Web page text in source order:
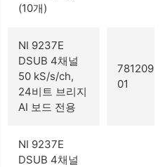
(10개)
NI 9237E
DSUB 4채널
50 kS/s/ch,
24비트 브리지
AI 보드 전용
781209-
01
NI 9237E
DSUB 4채널